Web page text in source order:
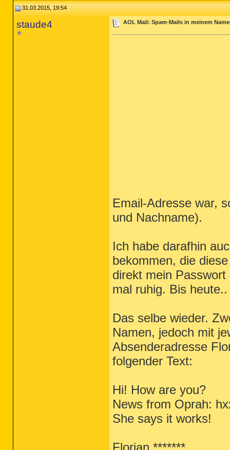
31.03.2015, 19:54
staude4 AOL Mail: Spam-Mails in meinem
Email-Adresse war,
und Nachname).
Ich habe darafhin
bekommen, die
direkt mein
mal ruhig. Bis heute..
Das selbe wieder.
Namen, jedoch mit
Absenderadresse
folgender Text:
Hi! How are you?
News from Oprah:
She says it works!